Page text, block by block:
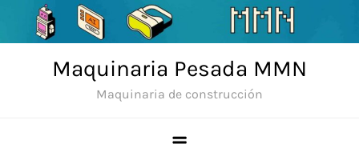
Maquinaria Pesada MMN
Maquinaria de construcción